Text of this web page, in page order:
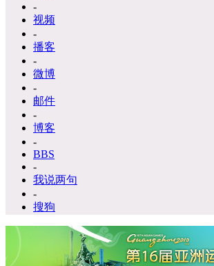
-
视频
-
播客
-
微博
-
邮件
-
博客
-
BBS
-
我说两句
-
搜狗